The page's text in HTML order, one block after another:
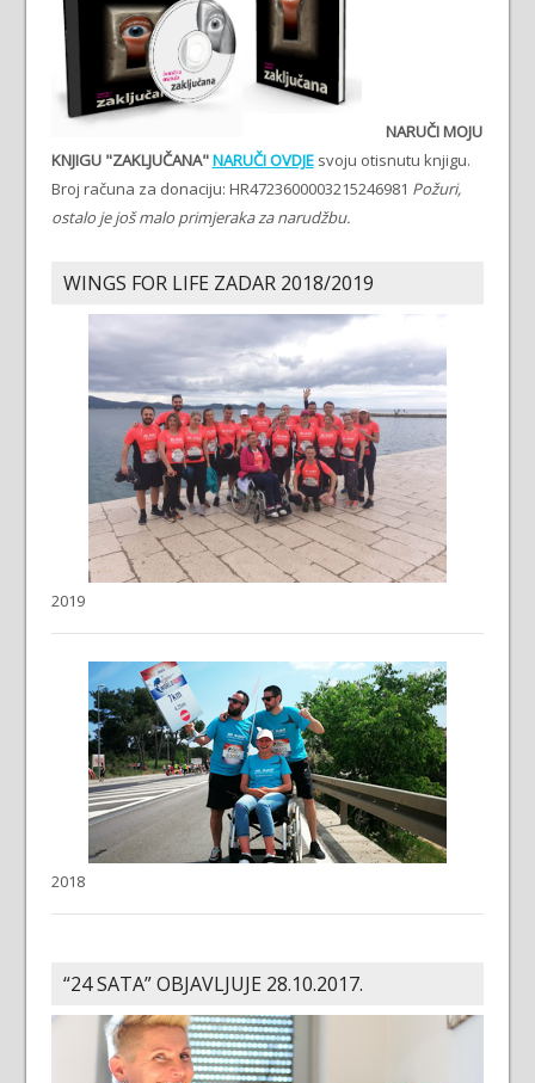
NARUČI MOJU
KNJIGU "ZAKLJUČANA"NARUČI OVDJEsvoju otisnutu knjigu.
Broj računa za donaciju: HR4723600003215246981 Požuri,
ostalo je još malo primjeraka za narudžbu.
WINGS FOR LIFE ZADAR 2018/2019
2019
2018
“24 SATA” OBJAVLJUJE 28.10.2017.